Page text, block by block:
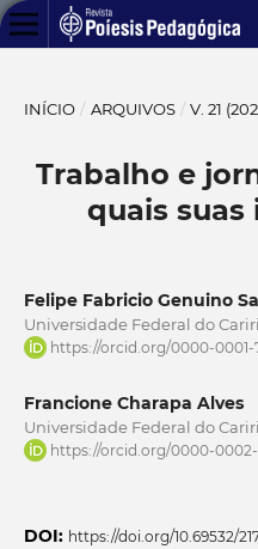
INÍCIO / ARQUIVOS / V. 21
Trabalho e
quais suas
Felipe Fabricio Genuino
Universidade Federal do Cariri
https://orcid.org/0000-0001-
Francione Charapa Alves
Universidade Federal do Cariri
https://orcid.org/0000-
DOI: https://doi.org/10.69532/